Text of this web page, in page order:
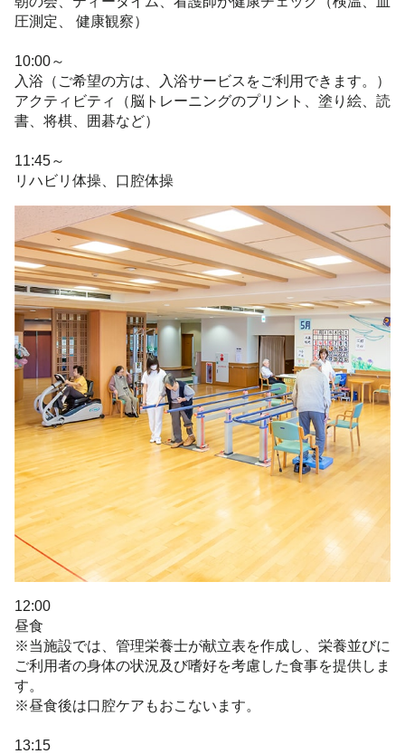
圧測定、 健康観察）
10:00～
入浴（ご希望の方は、入浴サービスをご利用できます。）
アクティビティ（脳トレーニングのプリント、塗り絵、読
書、将棋、囲碁など）
11:45～
リハビリ体操、口腔体操
12:00
昼食
※当施設では、管理栄養士が献立表を作成し、栄養並びに
ご利用者の身体の状況及び嗜好を考慮した食事を提供しま
す。
※昼食後は口腔ケアもおこないます。
13:15